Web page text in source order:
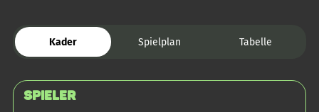
Kader Spielplan Tabelle
Spieler